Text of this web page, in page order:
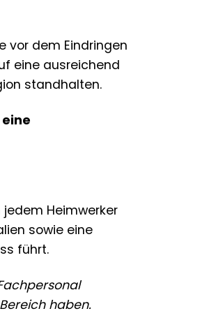
vor dem Eindringen
eine ausreichend
standhalten.
Heimwerker
sowie eine
führt.
haben.